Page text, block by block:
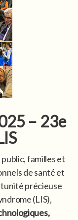
– 23e
familles et
de santé et
précieuse
(LIS),